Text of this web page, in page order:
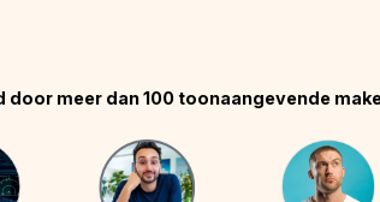
door meer dan 100 toonaangevende